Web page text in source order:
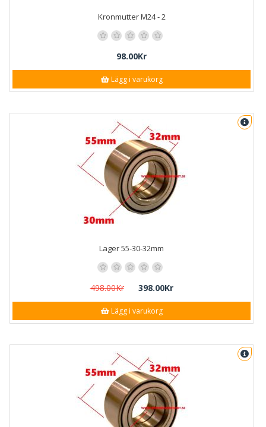
Kronmutter M24 - 2
98.00Kr
Lägg i varukorg
Lager 55-30-32mm
498.00Kr 398.00Kr
Lägg i varukorg